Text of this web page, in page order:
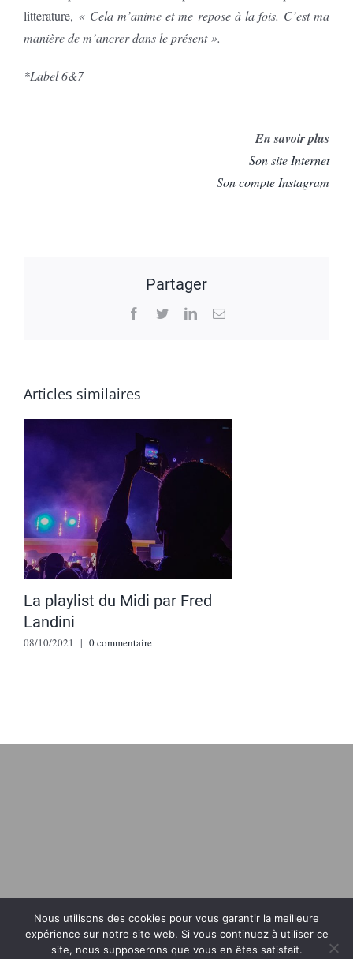
litterature, « Cela m’anime et me repose à la fois. C’est ma
manière de m’ancrer dans le présent ».
*Label 6&7
En savoir plus
Son site Internet
Son compte Instagram
Partager
Facebook
TwitterLinkedInEmail
Articles similaires
La playlist du Midi par Fred
Landini
08/10/2021 | 0 commentaire
Marie Minair 2021| Conception Jeff Concept|Mentions légales
Nous utilisons des cookies pour vous garantir la meilleure
expérience sur notre site web. Si vous continuez à utiliser ce
site, nous supposerons que vous en êtes satisfait.